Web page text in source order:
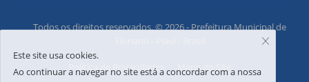
Todos os direitos reservados. © 2026 - Prefeitura Municipal de
Política de Privacidades Mapa do Site
Este site usa cookies.
Ao continuar a navegar no site está a concordar com a nossa